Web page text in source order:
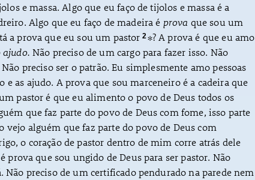
e massa. Algo que eu faço de tijolos e massa é a
Algo que eu faço de madeira é prova que sou um
a prova que eu sou um pastor 2∗? A prova é que eu amo
ajudo. Não preciso de um cargo para fazer isso. Não
preciso ser o patrão. Eu simplesmente amo pessoas
e as ajudo. A prova que sou marceneiro é a cadeira que
pastor é que eu alimento o povo de Deus todos os
que faz parte do povo de Deus com fome, isso parte
vejo alguém que faz parte do povo de Deus com
o coração de pastor dentro de mim corre atrás dele
prova que sou ungido de Deus para ser pastor. Não
Não preciso de um certificado pendurado na parede nem